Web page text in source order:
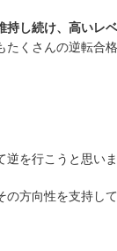
し続け、高いレ
くさんの逆転合
を行こうと思いま
方向性を支持し